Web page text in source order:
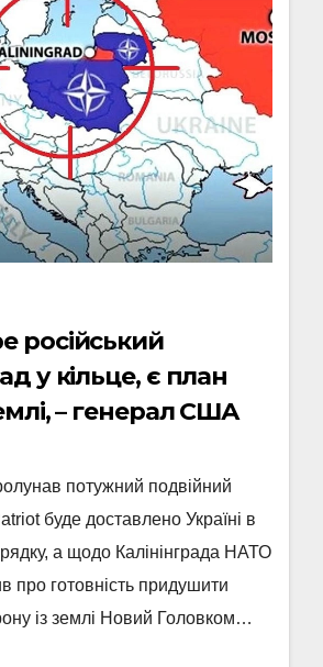
російський
у кільце, є план
– генерал США
потужний подвійний
буде доставлено Україні в
а щодо Калінінграда НАТО
про готовність придушити
із землі Новий Головком…